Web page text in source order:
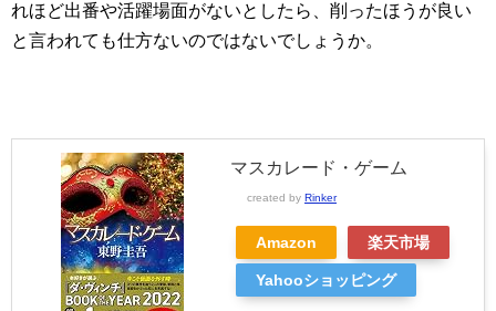
れほど出番や活躍場面がないとしたら、削ったほうが良い
と言われても仕方ないのではないでしょうか。
マスカレード・ゲーム
created by Rinker
Amazon 楽天市場
Yahooショッピング